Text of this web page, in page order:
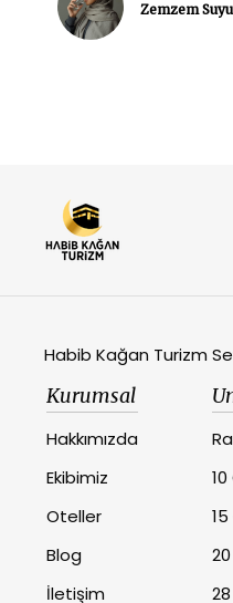
Zemzem
Habib Kağan Turizm
Kurumsal
Hakkımızda
Ekibimiz
Oteller
Blog
İletişim